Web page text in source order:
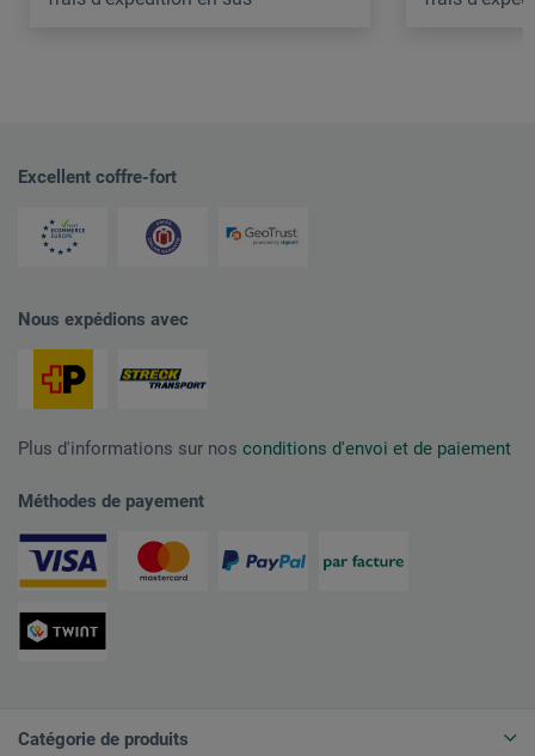
Excellent coffre-fort
Nous expédions avec
Plus d'informations sur nos conditions d'envoi et de paiement
Méthodes de payement
Catégorie de produits